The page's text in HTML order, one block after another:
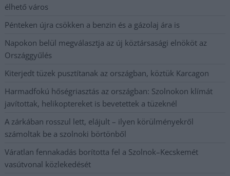
élhető város
Pénteken újra csökken a benzin és a gázolaj ára is
Napokon belül megválasztja az új köztársasági elnököt az
Országgyűlés
Kiterjedt tüzek pusztítanak az országban, köztük Karcagon
Harmadfokú hőségriasztás az országban: Szolnokon klímát
javítottak, helikoptereket is bevetettek a tüzeknél
A zárkában rosszul lett, elájult – ilyen körülményekről
számoltak be a szolnoki börtönből
Váratlan fennakadás borította fel a Szolnok–Kecskemét
vasútvonal közlekedését